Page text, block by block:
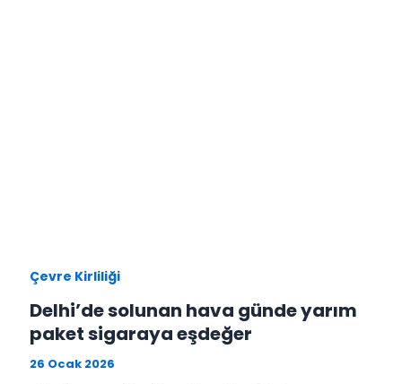
Çevre Kirliliği
Delhi’de solunan hava günde yarım
paket sigaraya eşdeğer
26 Ocak 2026